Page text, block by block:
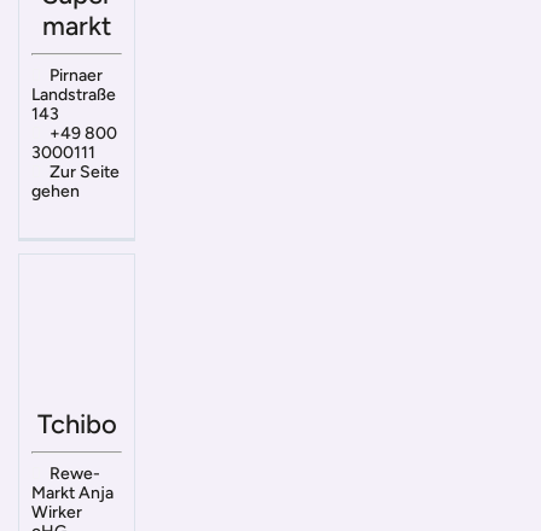
markt
Pirnaer
Landstraße
143
+49 800
3000111
Zur Seite
gehen
Tchibo
Rewe-
Markt Anja
Wirker